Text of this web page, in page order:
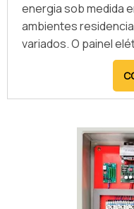
energia sob medida
ambientes
variados. O painel
parede, com
abrigar itens como:
DR; entre outros
estruturas...